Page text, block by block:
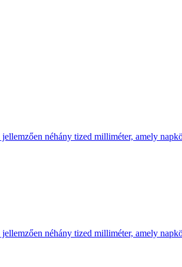
néhány tized milliméter, amely
néhány tized milliméter, amely